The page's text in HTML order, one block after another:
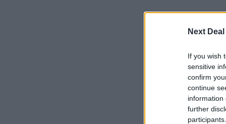
Next
If you wish
sensitive
confirm
continue
information
further